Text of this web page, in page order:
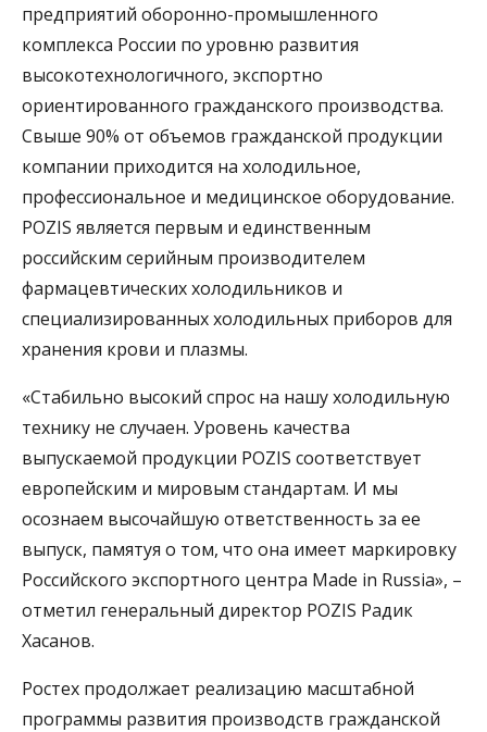
предприятий оборонно-промышленного
комплекса России по уровню развития
высокотехнологичного, экспортно
ориентированного гражданского производства.
Свыше 90% от объемов гражданской продукции
компании приходится на холодильное,
профессиональное и медицинское оборудование.
POZIS является первым и единственным
российским серийным производителем
фармацевтических холодильников и
специализированных холодильных приборов для
хранения крови и плазмы.
«Стабильно высокий спрос на нашу холодильную
технику не случаен. Уровень качества
выпускаемой продукции POZIS соответствует
европейским и мировым стандартам. И мы
осознаем высочайшую ответственность за ее
выпуск, памятуя о том, что она имеет маркировку
Российского экспортного центра Made in Russia», –
отметил генеральный директор POZIS Радик
Хасанов.
Ростех продолжает реализацию масштабной
программы развития производств гражданской